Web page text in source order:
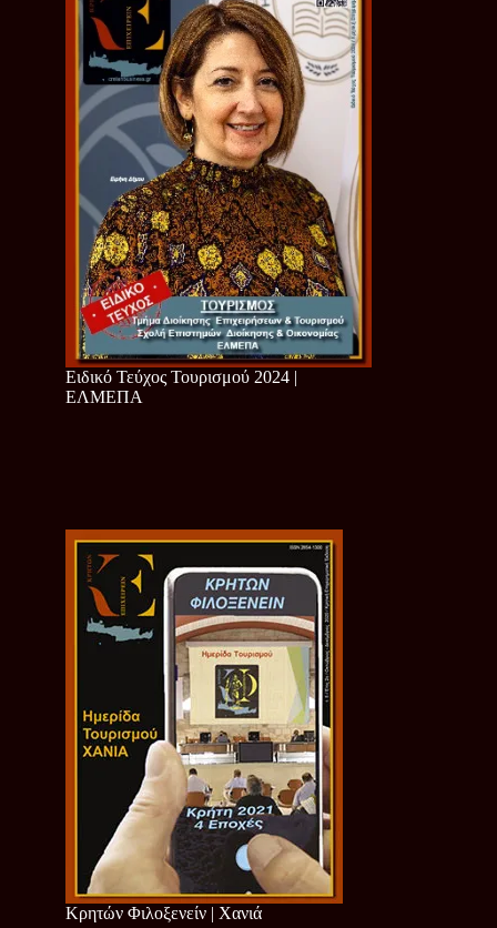
Ειδικό Τεύχος Τουρισμού 2024 |
ΕΛΜΕΠΑ
Κρητών Φιλοξενείν | Χανιά